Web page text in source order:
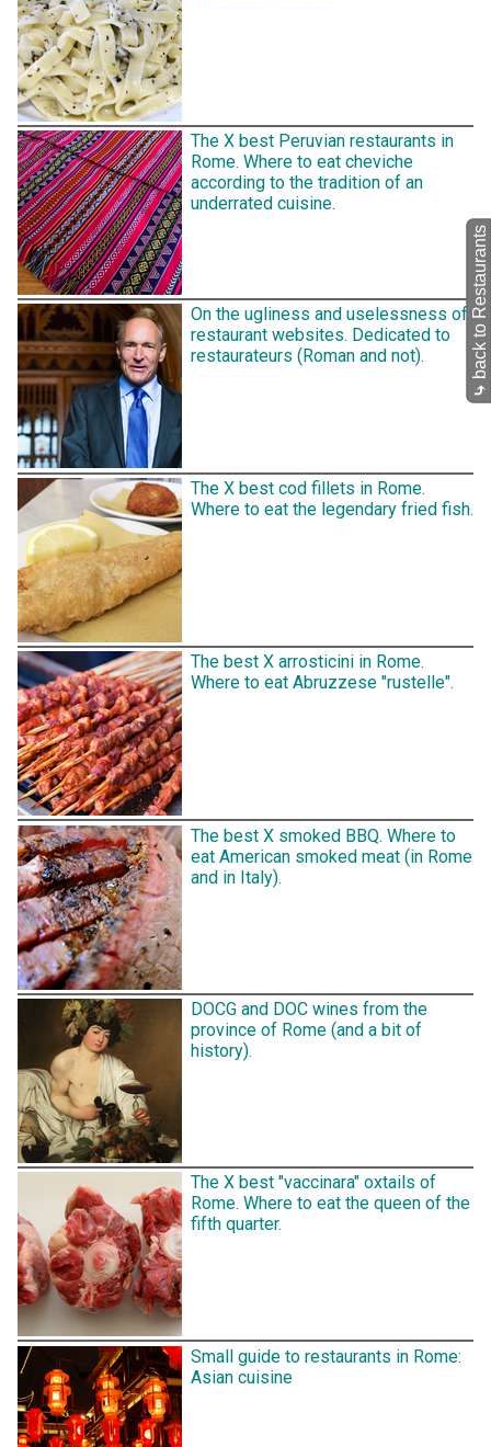
The X best Peruvian restaurants in
Rome. Where to eat cheviche
according to the tradition of an
underrated cuisine.
On the ugliness and uselessness of
restaurant websites. Dedicated to
restaurateurs (Roman and not).
The X best cod fillets in Rome.
Where to eat the legendary fried fish.
The best X arrosticini in Rome.
Where to eat Abruzzese "rustelle".
The best X smoked BBQ. Where to
eat American smoked meat (in Rome
and in Italy).
DOCG and DOC wines from the
province of Rome (and a bit of
history).
The X best "vaccinara" oxtails of
Rome. Where to eat the queen of the
fifth quarter.
Small guide to restaurants in Rome:
Asian cuisine
⤷
back to Restaurants